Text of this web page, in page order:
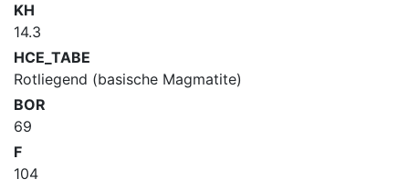
KH
14.3
HCE_TABE
Rotliegend (basische Magmatite)
BOR
69
F
104